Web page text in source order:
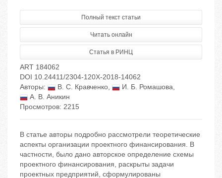
Полный текст статьи
Читать онлайн
Статья в РИНЦ
ART 184062
DOI 10.24411/2304-120X-2018-14062
Авторы:
В. С. Кравченко, И. Б. Ромашова,
А. В. Аникин
Просмотров: 2215
В статье авторы подробно рассмотрели теоретические
аспекты организации проектного финансирования. В
частности, было дано авторское определение схемы
проектного финансирования, раскрыты задачи
проектных предприятий, сформулированы